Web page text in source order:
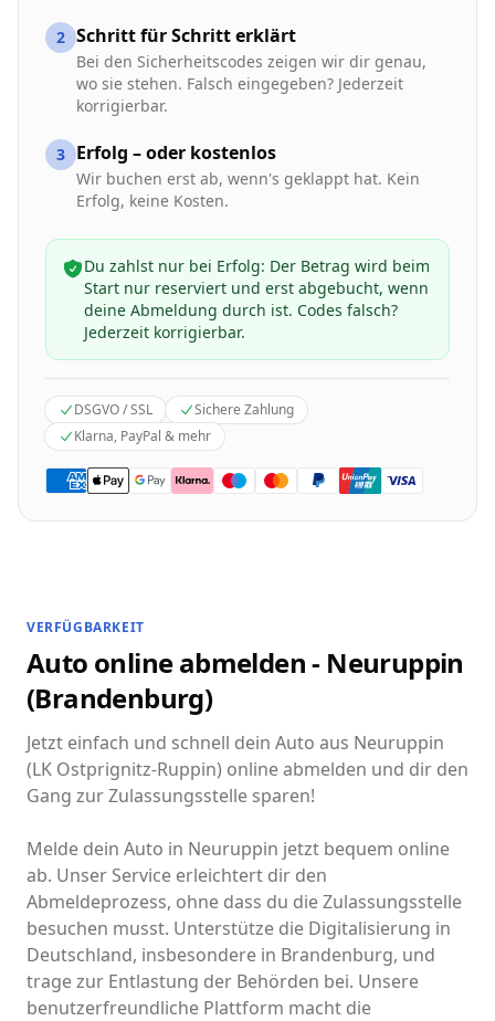
2 Schritt für Schritt erklärt
Bei den Sicherheitscodes zeigen wir dir genau,
wo sie stehen. Falsch eingegeben? Jederzeit
korrigierbar.
3 Erfolg – oder kostenlos
Wir buchen erst ab, wenn's geklappt hat. Kein
Erfolg, keine Kosten.
Du zahlst nur bei Erfolg: Der Betrag wird beim
Start nur reserviert und erst abgebucht, wenn
deine Abmeldung durch ist. Codes falsch?
Jederzeit korrigierbar.
DSGVO / SSL
Sichere Zahlung
Klarna, PayPal & mehr
VERFÜGBARKEIT
Auto online abmelden - Neuruppin
(Brandenburg)
Jetzt einfach und schnell dein Auto aus Neuruppin
(LK Ostprignitz-Ruppin) online abmelden und dir den
Gang zur Zulassungsstelle sparen!
Melde dein Auto in Neuruppin jetzt bequem online
ab. Unser Service erleichtert dir den
Abmeldeprozess, ohne dass du die Zulassungsstelle
besuchen musst. Unterstütze die Digitalisierung in
Deutschland, insbesondere in Brandenburg, und
trage zur Entlastung der Behörden bei. Unsere
benutzerfreundliche Plattform macht die